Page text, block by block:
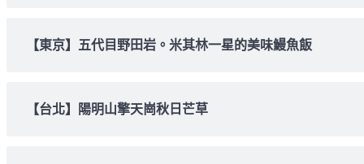
【東京】五代目野田岩。米其林一星的美味鰻魚飯
【台北】陽明山擎天崗秋日芒草